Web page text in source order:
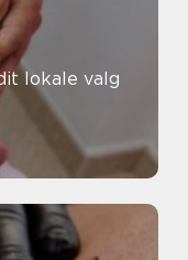
lokale valg